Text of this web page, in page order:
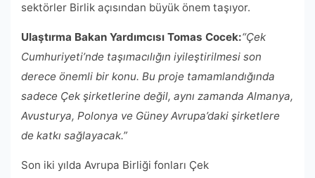
sektörler Birlik açısından büyük önem taşıyor.
Ulaştırma Bakan Yardımcısı Tomas Cocek:“Çek
Cumhuriyeti’nde taşımacılığın iyileştirilmesi son
derece önemli bir konu. Bu proje tamamlandığında
sadece Çek şirketlerine değil, aynı zamanda Almanya,
Avusturya, Polonya ve Güney Avrupa’daki şirketlere
de katkı sağlayacak.”
Son iki yılda Avrupa Birliği fonları Çek